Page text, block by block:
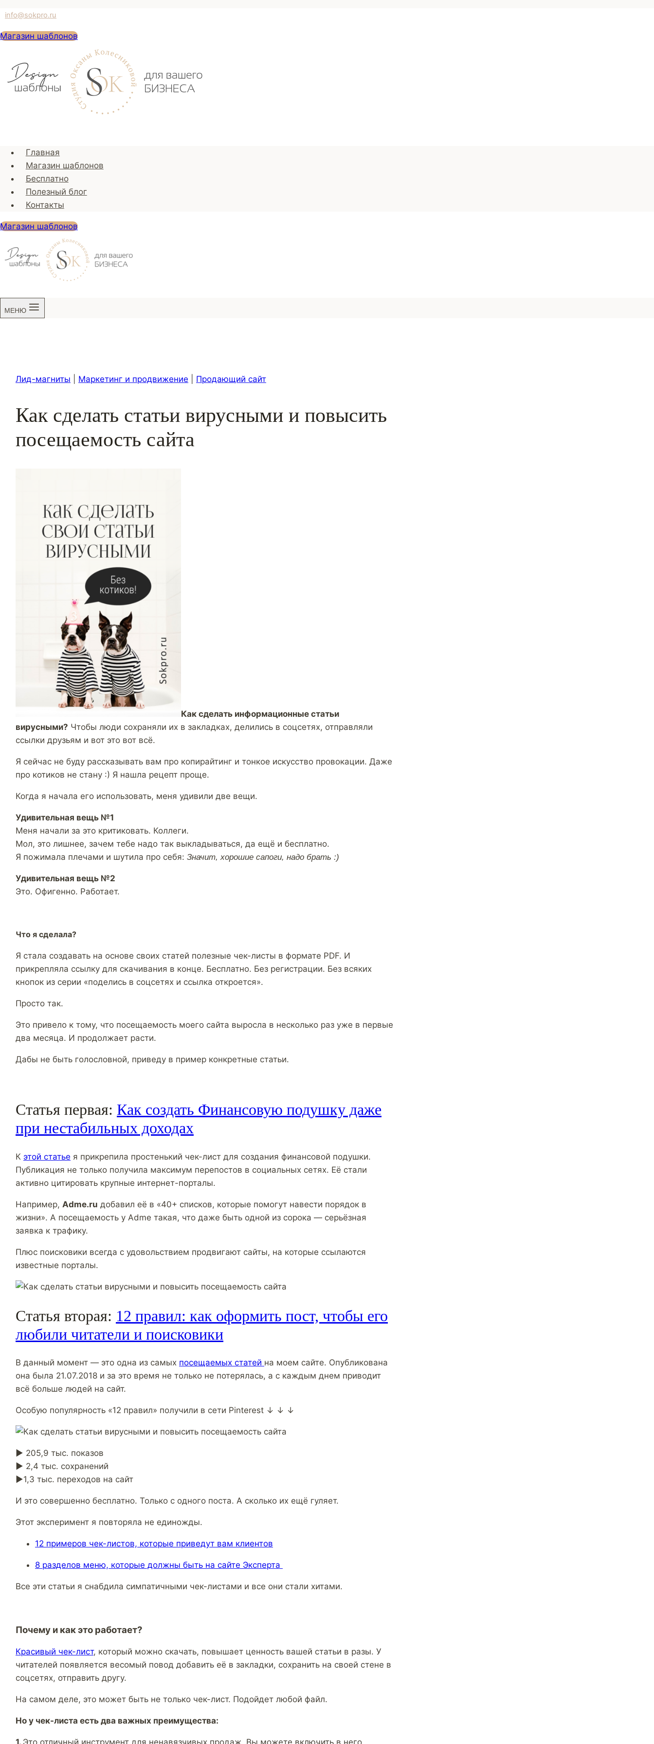
Перейти
содержимому
info@sokpro.ru
Магазин шаблонов
Главная
Магазин шаблонов
Бесплатно
Полезный блог
Контакты
Магазин шаблонов
МЕНЮ
Лид-магниты Маркетинг и продвижение Продающий сайт
Как сделать статьи вирусными и повысить
посещаемость сайта
Как сделать информационные статьи
вирусными? Чтобы люди сохраняли их в закладках, делились в соцсетях, отправляли
ссылки друзьям и вот это вот всё.
Я сейчас не буду рассказывать вам про копирайтинг и тонкое искусство провокации. Даже
про котиков не стану :) Я нашла рецепт проще.
Когда я начала его использовать, меня удивили две вещи.
Удивительная вещь №1
Меня начали за это критиковать. Коллеги.
Мол, это лишнее, зачем тебе надо так выкладываться, да ещё и бесплатно.
Я пожимала плечами и шутила про себя: Значит, хорошие сапоги, надо брать :)
Удивительная вещь №2
Это. Офигенно. Работает.
Что я сделала?
Я стала создавать на основе своих статей полезные чек-листы в формате PDF. И
прикрепляла ссылку для скачивания в конце. Бесплатно. Без регистрации. Без всяких
кнопок из серии «поделись в соцсетях и ссылка откроется».
Просто так.
Это привело к тому, что посещаемость моего сайта выросла в несколько раз уже в первые
два месяца. И продолжает расти.
Дабы не быть голословной, приведу в пример конкретные статьи.
Статья первая: Как создать Финансовую подушку даже
при нестабильных доходах
К этой статье я прикрепила простенький чек-лист для создания финансовой подушки.
Публикация не только получила максимум перепостов в социальных сетях. Её стали
активно цитировать крупные интернет-порталы.
Например, Adme.ru добавил её в «40+ списков, которые помогут навести порядок в
жизни». А посещаемость у Adme такая, что даже быть одной из сорока — серьёзная
заявка к трафику.
Плюс поисковики всегда с удовольствием продвигают сайты, на которые ссылаются
известные порталы.
Статья вторая: 12 правил: как оформить пост, чтобы его
любили читатели и поисковики
В данный момент — это одна из самых посещаемых статей на моем сайте. Опубликована
она была 21.07.2018 и за это время не только не потерялась, а с каждым днем приводит
всё больше людей на сайт.
Особую популярность «12 правил» получили в сети Pinterest ↓ ↓ ↓
► 205,9 тыс. показов
► 2,4 тыс. сохранений
►1,3 тыс. переходов на сайт
И это совершенно бесплатно. Только с одного поста. А сколько их ещё гуляет.
Этот эксперимент я повторяла не единожды.
12 примеров чек-листов, которые приведут вам клиентов
8 разделов меню, которые должны быть на сайте Эксперта
Все эти статьи я снабдила симпатичными чек-листами и все они стали хитами.
Почему и как это работает?
Красивый чек-лист, который можно скачать, повышает ценность вашей статьи в разы. У
читателей появляется весомый повод добавить её в закладки, сохранить на своей стене в
соцсетях, отправить другу.
На самом деле, это может быть не только чек-лист. Подойдет любой файл.
Но у чек-листа есть два важных преимущества: